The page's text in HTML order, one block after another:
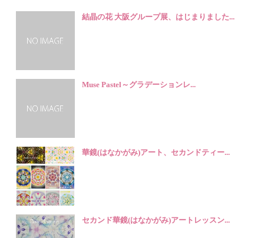
結晶の花 大阪グループ展、はじまりました...
Muse Pastel～グラデーションレ...
華鏡(はなかがみ)アート、セカンドティー...
セカンド華鏡(はなかがみ)アートレッスン...